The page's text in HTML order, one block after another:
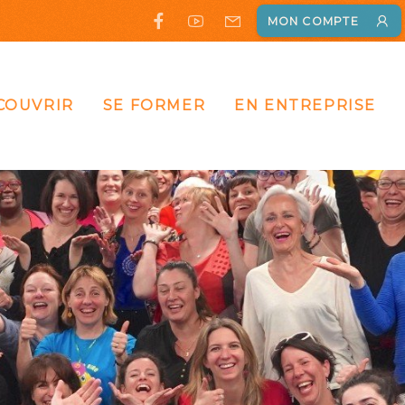
MON COMPTE
SE FORMER EN ENTREPRISE